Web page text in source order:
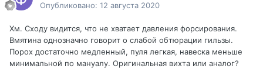
Опубликовано: 12 августа 2020
Хм. Сходу видится, что не хватает давления форсирования.
Вмятина однозначно говорит о слабой обтюрации гильзы.
Порох достаточно медленный, пуля легкая, навеска меньше
минимальной по мануалу. Оригинальная вихта или аналог?